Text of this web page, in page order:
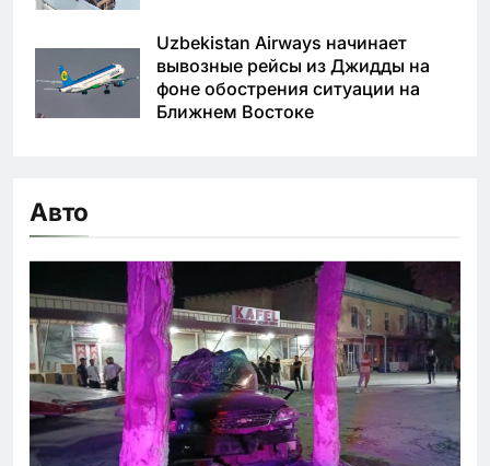
Uzbekistan Airways начинает
вывозные рейсы из Джидды на
фоне обострения ситуации на
Ближнем Востоке
Авто